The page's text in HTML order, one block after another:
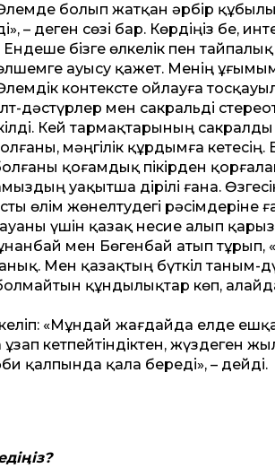
болып жатқан әрбір
– деген сөзі бар. Көрдіңіз бе,
бізге өлкелік пен
ауысу қажет. Менің
контексте ойлауға
дәстүрлер мен сакральді
Кей тармақтарының
мәңгілік құрдымға кетесің.
қоғамдық пікірден
уақытша дірілі ғана.
өлім жөнелтудегі рәсімдеріне
үшін қазақ несие алып
мен Бөгенбай атып тұрып,
Мен қазақтың бүткіл таным-
құндылықтар көп, алайда
«Мұндай жағдайда елде
кетпейтіндіктен, жүздеген
қалпында қала береді», – дейді.